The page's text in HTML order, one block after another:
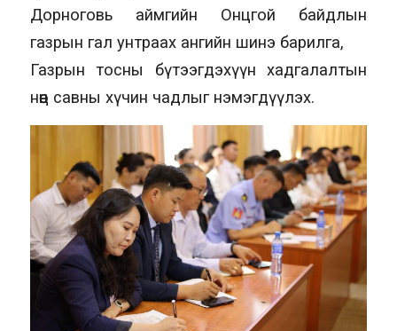
Дорноговь аймгийн Онцгой байдлын
газрын гал унтраах ангийн шинэ барилга,
Газрын тосны бүтээгдэхүүн хадгалалтын
нөөц савны хүчин чадлыг нэмэгдүүлэх.